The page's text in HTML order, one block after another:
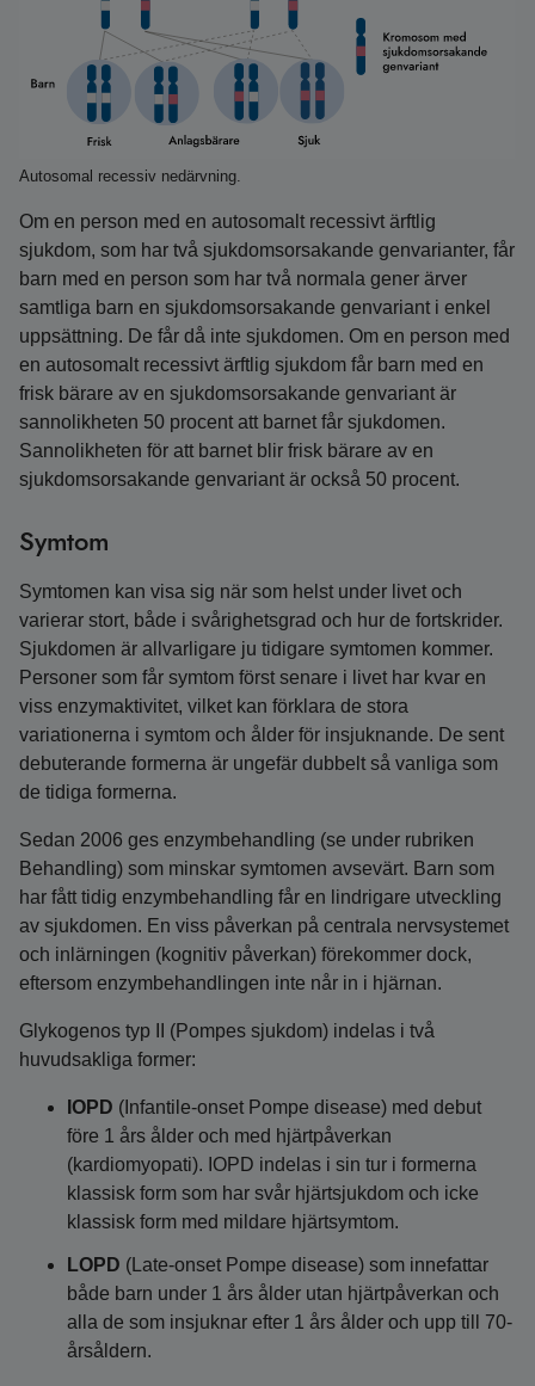
Autosomal recessiv nedärvning.
Om en person med en autosomalt recessivt ärftlig
sjukdom, som har två sjukdomsorsakande genvarianter, får
barn med en person som har två normala gener ärver
samtliga barn en sjukdomsorsakande genvariant i enkel
uppsättning. De får då inte sjukdomen. Om en person med
en autosomalt recessivt ärftlig sjukdom får barn med en
frisk bärare av en sjukdomsorsakande genvariant är
sannolikheten 50 procent att barnet får sjukdomen.
Sannolikheten för att barnet blir frisk bärare av en
sjukdomsorsakande genvariant är också 50 procent.
Symtom
Symtomen kan visa sig när som helst under livet och
varierar stort, både i svårighetsgrad och hur de fortskrider.
Sjukdomen är allvarligare ju tidigare symtomen kommer.
Personer som får symtom först senare i livet har kvar en
viss enzymaktivitet, vilket kan förklara de stora
variationerna i symtom och ålder för insjuknande. De sent
debuterande formerna är ungefär dubbelt så vanliga som
de tidiga formerna.
Sedan 2006 ges enzymbehandling (se under rubriken
Behandling) som minskar symtomen avsevärt. Barn som
har fått tidig enzymbehandling får en lindrigare utveckling
av sjukdomen. En viss påverkan på centrala nervsystemet
och inlärningen (kognitiv påverkan) förekommer dock,
eftersom enzymbehandlingen inte når in i hjärnan.
Glykogenos typ II (Pompes sjukdom) indelas i två
huvudsakliga former:
IOPD (Infantile-onset Pompe disease) med debut
före 1 års ålder och med hjärtpåverkan
(kardiomyopati). IOPD indelas i sin tur i formerna
klassisk form som har svår hjärtsjukdom och icke
klassisk form med mildare hjärtsymtom.
LOPD (Late-onset Pompe disease) som innefattar
både barn under 1 års ålder utan hjärtpåverkan och
alla de som insjuknar efter 1 års ålder och upp till 70-
årsåldern.